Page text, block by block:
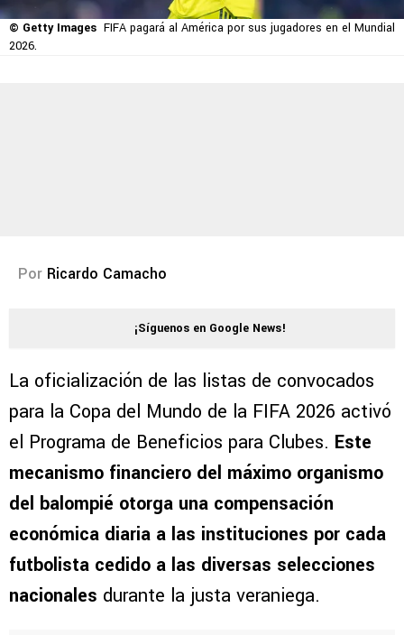
© Getty Images FIFA pagará al América por sus jugadores en el Mundial
2026.
Por Ricardo Camacho
¡Síguenos en Google News!
La oficialización de las listas de convocados
para la Copa del Mundo de la FIFA 2026 activó
el Programa de Beneficios para Clubes. Este
mecanismo financiero del máximo organismo
del balompié otorga una compensación
económica diaria a las instituciones por cada
futbolista cedido a las diversas selecciones
nacionales durante la justa veraniega.